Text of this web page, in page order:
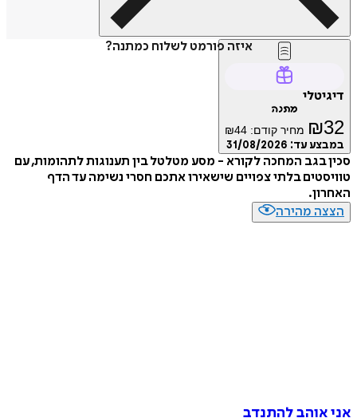
איזה פורמט לשלוח כמתנה?
דיגיטלי
מתנה
₪32 מחיר קודם: ₪44
במבצע עד: 31/08/2026
סכין בגב המחכה לקורא - מסע מטלטל בין תענוגות לתהומות, עם
טוויסטים בלתי צפויים שישאירו אתכם חסרי נשימה עד הדף
האחרון.
הצצה מהירה
אני אוהב להתנדב